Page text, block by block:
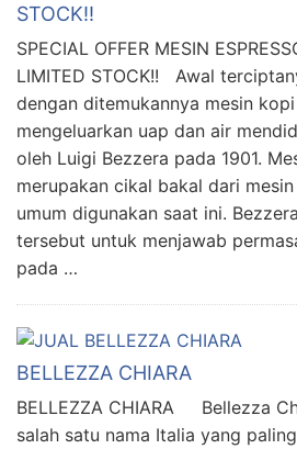
STOCK!!
SPECIAL OFFER MESIN
LIMITED STOCK!! Awal
dengan ditemukannya mesin
mengeluarkan uap dan air
oleh Luigi Bezzera pada 1901.
merupakan cikal bakal dari
umum digunakan saat ini.
tersebut untuk menjawab
pada …
BELLEZZA CHIARA
BELLEZZA CHIARA Bellezza
salah satu nama Italia yang